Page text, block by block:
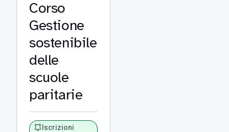
Corso
Gestione
sostenibile
delle
scuole
paritarie
Iscrizioni